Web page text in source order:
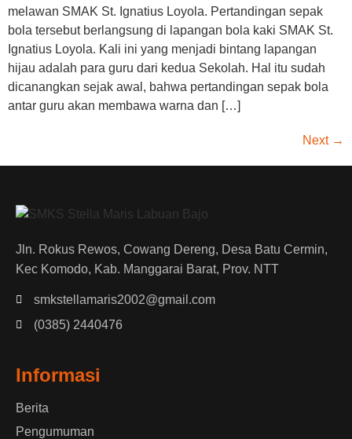
melawan SMAK St. Ignatius Loyola. Pertandingan sepak
bola tersebut berlangsung di lapangan bola kaki SMAK St.
Ignatius Loyola. Kali ini yang menjadi bintang lapangan
hijau adalah para guru dari kedua Sekolah. Hal itu sudah
dicanangkan sejak awal, bahwa pertandingan sepak bola
antar guru akan membawa warna dan […]
Next →
Jln. Rokus Rewos, Cowang Dereng, Desa Batu Cermin,
Kec Komodo, Kab. Manggarai Barat, Prov. NTT
smkstellamaris2002@gmail.com
(0385) 2440476
Informasi
Berita
Pengumuman